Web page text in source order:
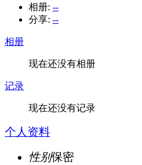
相册: --
分享: --
相册
现在还没有相册
记录
现在还没有记录
个人资料
性别保密